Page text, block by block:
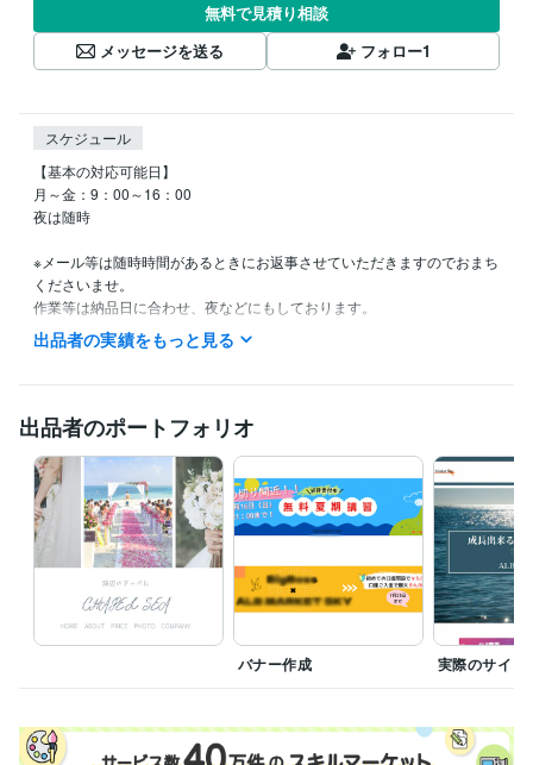
無料で見積り相談
メッセージを送る
フォロー1
スケジュール
【基本の対応可能日】
月～金：9：00～16：00
夜は随時
※メール等は随時時間があるときにお返事させていただきますのでおまち
くださいませ。
作業等は納品日に合わせ、夜などにもしております。
得意分野
Web制作・HP作成・EC構築 WordpressにてHP制作
出品者の実績をもっと見る
出品者のポートフォリオ
バナー作成 実際のサイト